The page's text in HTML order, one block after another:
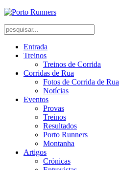
Entrada
Treinos
Treinos de Corrida
Corridas de Rua
Fotos de Corrida de Rua
Notícias
Eventos
Provas
Treinos
Resultados
Porto Runners
Montanha
Artigos
Crónicas